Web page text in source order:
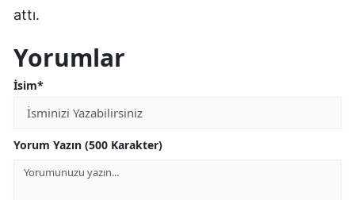
attı.
Yorumlar
İsim*
Yorum Yazın (500 Karakter)